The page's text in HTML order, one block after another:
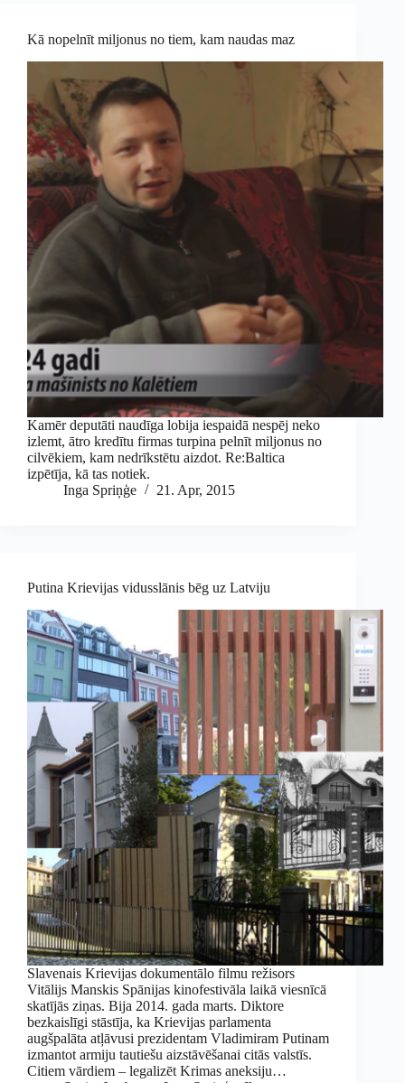
Kā nopelnīt miljonus no tiem, kam naudas maz
Kamēr deputāti naudīga lobija iespaidā nespēj neko
izlemt, ātro kredītu firmas turpina pelnīt miljonus no
cilvēkiem, kam nedrīkstētu aizdot. Re:Baltica
izpētīja, kā tas notiek.
Inga Spriņģe
21. Apr, 2015
Putina Krievijas vidusslānis bēg uz Latviju
Slavenais Krievijas dokumentālo filmu režisors
Vitālijs Manskis Spānijas kinofestivāla laikā viesnīcā
skatījās ziņas. Bija 2014. gada marts. Diktore
bezkaislīgi stāstīja, ka Krievijas parlamenta
augšpalāta atļāvusi prezidentam Vladimiram Putinam
izmantot armiju tautiešu aizstāvēšanai citās valstīs.
Citiem vārdiem – legalizēt Krimas aneksiju…